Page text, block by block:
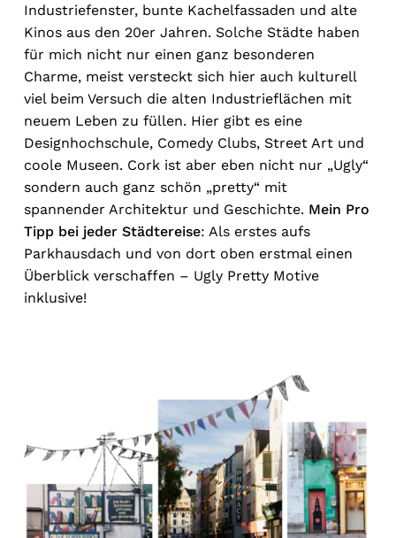
Industriefenster, bunte Kachelfassaden und alte
Kinos aus den 20er Jahren. Solche Städte haben
für mich nicht nur einen ganz besonderen
Charme, meist versteckt sich hier auch kulturell
viel beim Versuch die alten Industrieflächen mit
neuem Leben zu füllen. Hier gibt es eine
Designhochschule, Comedy Clubs, Street Art und
coole Museen. Cork ist aber eben nicht nur „Ugly“
sondern auch ganz schön „pretty“ mit
spannender Architektur und Geschichte. Mein Pro
Tipp bei jeder Städtereise: Als erstes aufs
Parkhausdach und von dort oben erstmal einen
Überblick verschaffen – Ugly Pretty Motive
inklusive!